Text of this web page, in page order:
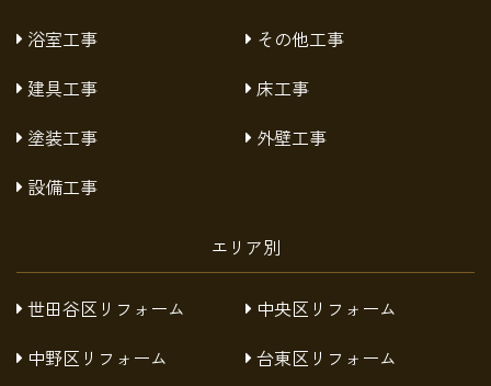
浴室工事
その他工事
建具工事
床工事
塗装工事
外壁工事
設備工事
エリア別
世田谷区リフォーム
中央区リフォーム
中野区リフォーム
台東区リフォーム